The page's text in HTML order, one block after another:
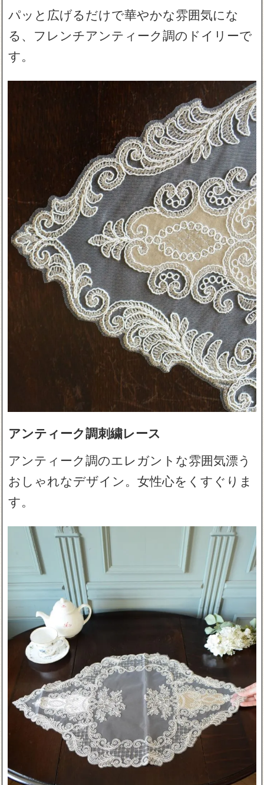
パッと広げるだけで華やかな雰囲気にな
る、フレンチアンティーク調のドイリーで
す。
アンティーク調刺繍レース
アンティーク調のエレガントな雰囲気漂う
おしゃれなデザイン。女性心をくすぐりま
す。